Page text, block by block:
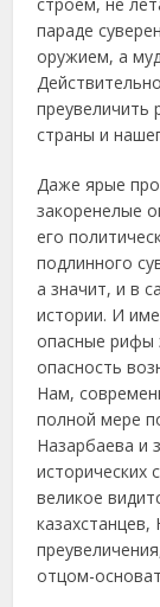
параде
оружием, а
преувеличить
страны и
Даже ярые
закоренелые
его
подлинного
а значит, и в
истории. И
опасные рифы
опасность
Нам,
полной мере
Назарбаева и
исторических
великое
отцом-